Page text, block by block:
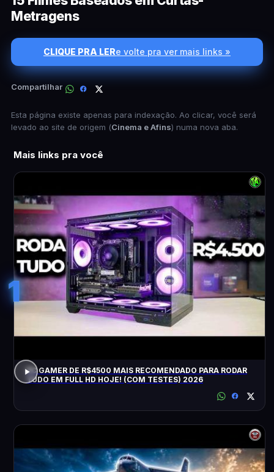
Metragens
CLIQUE PRA LERe volte pra ver mais links »
Compartilhar
Esta página existe apenas para indexação. Ao clicar, você será
levado ao site de origem (Cinema e Afins) numa nova aba.
Mais links pra você
1
PC GAMER DE R$4500 MAIS RECOMENDADO PARA RODAR
TUDO EM FULL HD HOJE! (COM TESTES) 2026